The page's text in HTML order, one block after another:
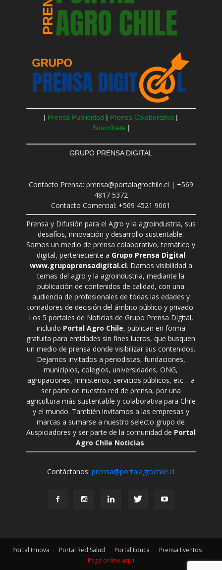
| Prensa Publicidad | Prensa Colaborativa |
Suscríbete |
GRUPO PRENSA DIGITAL
Contacto Prensa: prensa@portalagrochile.cl | +569
4817 5372
Contacto Comercial: +569 4521 9061
Prensa y Difusión para el Agro y la agroindustria, sus
desafíos, innovación y desarrollo sustentable.
Somos un medio de prensa colaborativo, temático y
digital, perteneciente a Grupo Prensa Digital
www.grupoprensadigital.cl. Damos visibilidad a
temas del agro y la agroindustria, mediante la
publicación de contenidos de calidad, con una
audiencia de profesionales de todas las edades y
tomadores de decisión del ámbito público y privado.
Los 5 portales de Noticias de Grupo Prensa Digital,
incluido Portal Agro Chile, publican en forma
gratuita para entidades sin fines lucros, que busquen
un medio de prensa donde visibilizar sus contenidos.
Dejamos invitados a periodistas, fundaciones,
municipios, colegios, universidades, ONG,
agrupaciones, ministerios, servicios públicos, etc… a
ser parte de nuestra red de prensa, por una
agricultura más sustentable y colaborativa para Chile
y el mundo. También invitamos a las empresas y
marcas a sumarse a nuestro selecto grupo de
Auspiciadores y ser parte de la comunidad de Portal
Agro Chile Noticias.
Contáctanos:prensa@portalagrochile.cl
Portal Innova Portal Red Salud Portal Educa
Prensa Eventos
Paga online aquí